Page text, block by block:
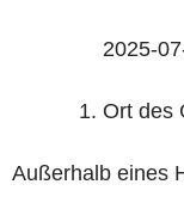
2025-
Ort des
Außerhalb eines